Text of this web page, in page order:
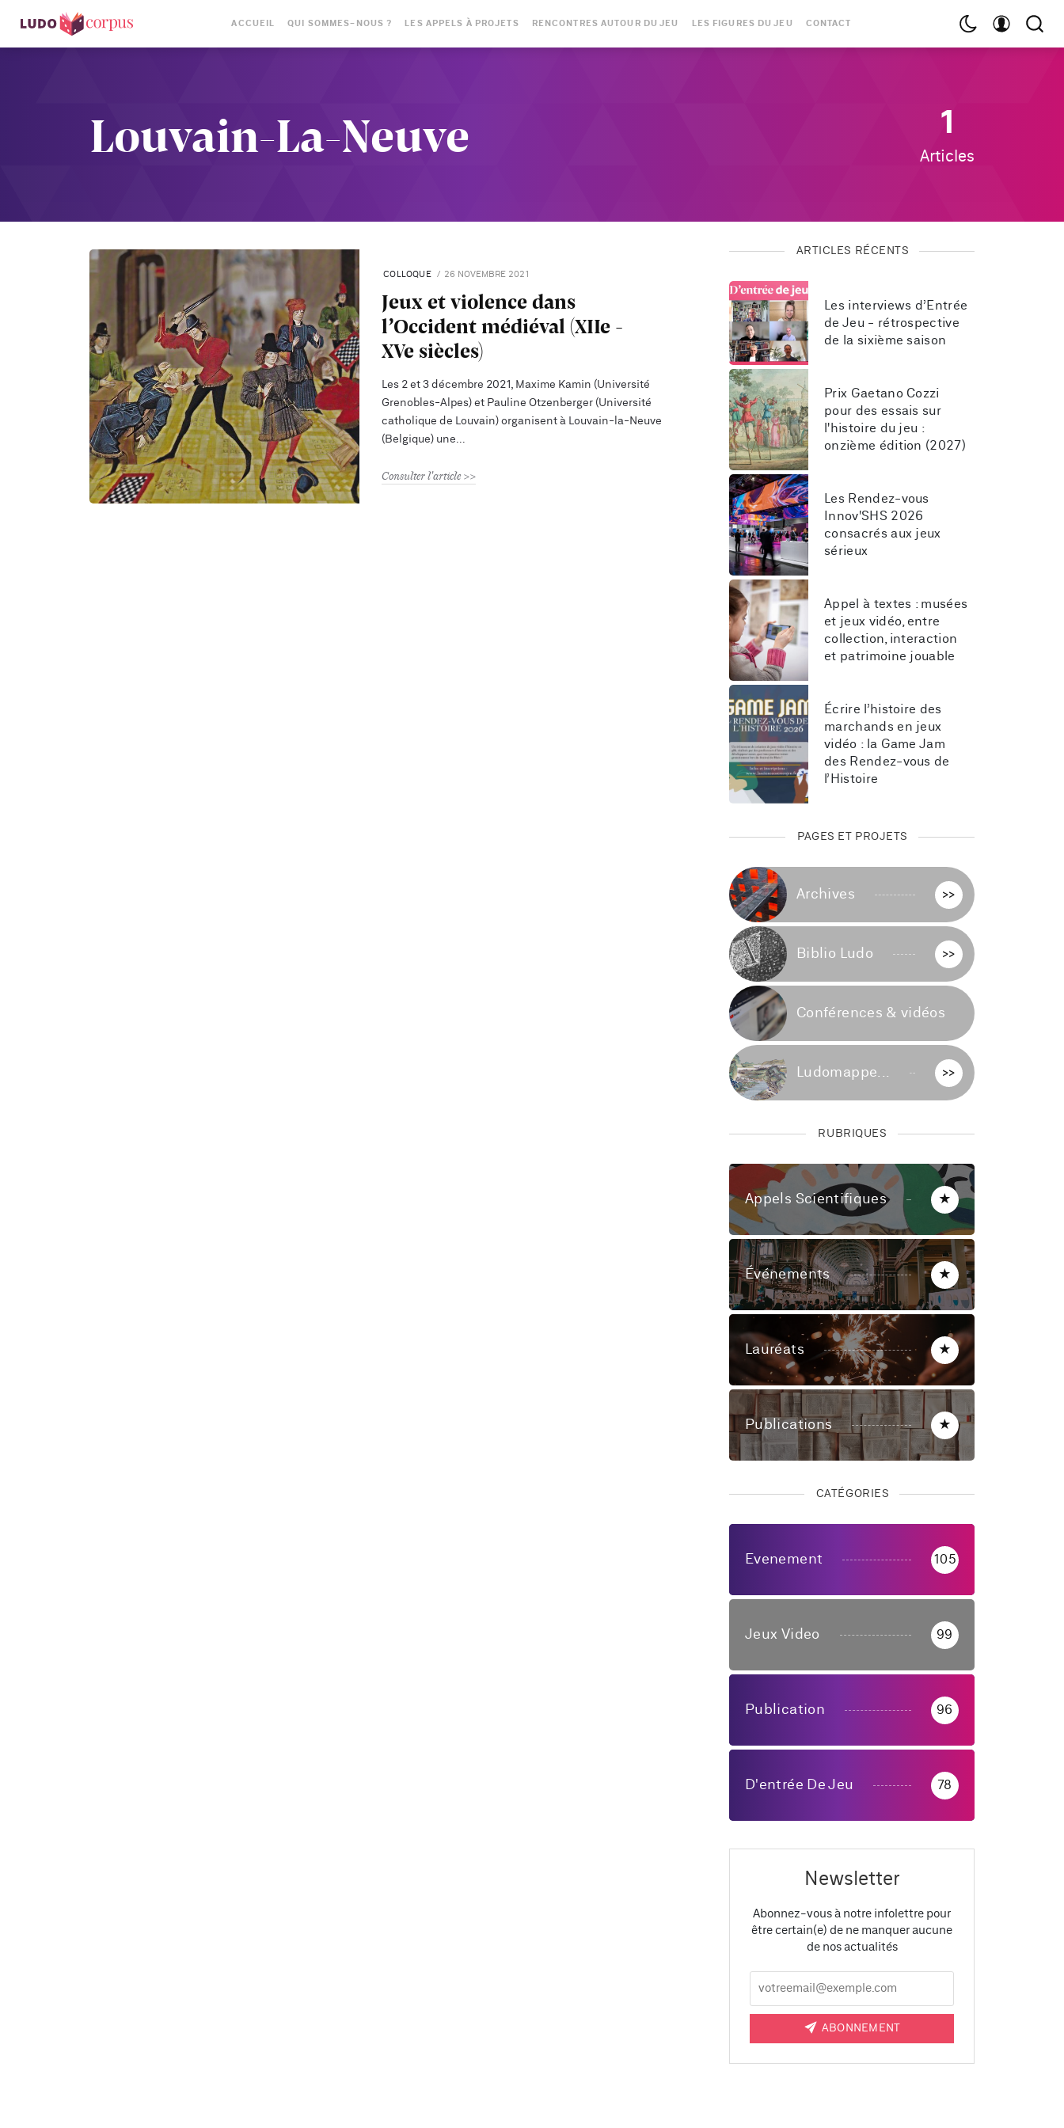
ACCUEIL QUI SOMMES-NOUS ? LES APPELS À PROJETS RENCONTRES AUTOUR DU JEU LES FIGURES DU JEU CONTACT
Louvain-La-Neuve 1
Articles
COLLOQUE 26 NOVEMBRE 2021
Jeux et violence dans
l’Occident médiéval (XIIe -
XVe siècles)
Les 2 et 3 décembre 2021, Maxime Kamin (Université
Grenobles-Alpes) et Pauline Otzenberger (Université
catholique de Louvain) organisent à Louvain-la-Neuve
(Belgique) une
Consulter l'article
ARTICLES RÉCENTS
Les interviews d’Entrée
de Jeu - rétrospective
de la sixième saison
Prix Gaetano Cozzi
pour des essais sur
l'histoire du jeu :
onzième édition (2027)
Les Rendez-vous
Innov'SHS 2026
consacrés aux jeux
sérieux
Appel à textes : musées
et jeux vidéo, entre
collection, interaction
et patrimoine jouable
Écrire l’histoire des
marchands en jeux
vidéo : la Game Jam
des Rendez-vous de
l’Histoire
PAGES ET PROJETS
Archives >>
Biblio Ludo >>
Conférences & vidéos
Ludomappe... >>
RUBRIQUES
Appels Scientifiques ★
Événements ★
Lauréats ★
Publications ★
CATÉGORIES
Evenement 105
Jeux Video 99
Publication 96
D'entrée De Jeu 78
Newsletter
Abonnez-vous à notre infolettre pour
être certain(e) de ne manquer aucune
de nos actualités
ABONNEMENT